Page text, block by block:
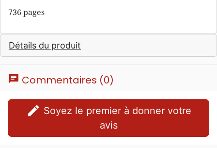
736 pages
Détails du produit
chat Commentaires (0)
edit
avis